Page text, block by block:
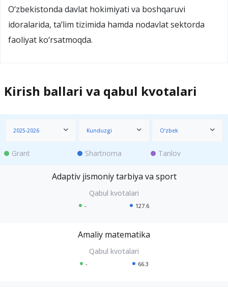
O‘zbekistonda davlat hokimiyati va boshqaruvi
idoralarida, ta’lim tizimida hamda nodavlat sektorda
faoliyat ko‘rsatmoqda.
Kirish ballari va qabul kvotalari
2025-2026 Kunduzgi O‘zbek
Grant Shartnoma Tanlov
Adaptiv jismoniy tarbiya va sport
- 127.6
Amaliy matematika
- 66.3